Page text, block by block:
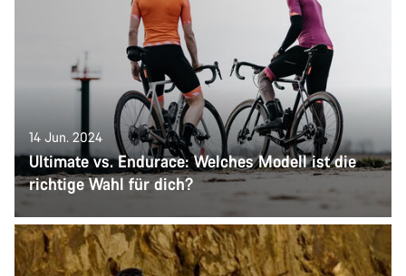
14 Jun. 2024
Ultimate vs. Endurace: Welches Modell ist die
richtige Wahl für dich?